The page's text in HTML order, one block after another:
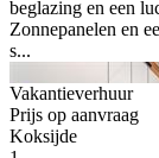
beglazing en een
Zonnepanelen en
s...
Vakantieverhuur
Prijs op aanvraag
Koksijde